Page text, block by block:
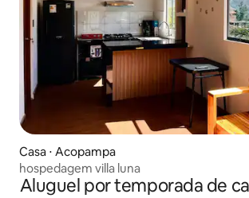
Casa ⋅ Acopampa
hospedagem villa luna
Aluguel por temporada de